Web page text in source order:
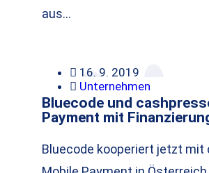
aus…
16. 9. 2019
Unternehmen
Bluecode und
Payment mit
Bluecode kooperiert jetzt mit